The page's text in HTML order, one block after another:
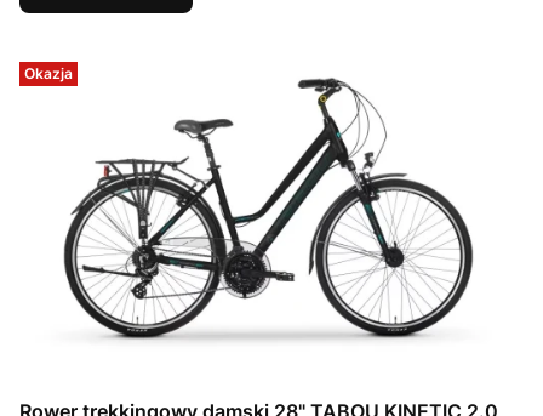
Okazja
Rower trekkingowy damski 28" TABOU KINETIC 2.0